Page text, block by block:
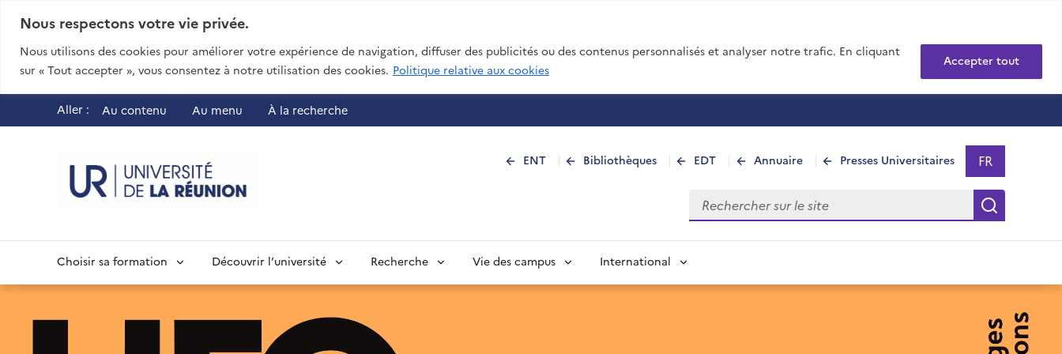
Nous respectons votre vie privée.
Nous utilisons des cookies pour améliorer votre expérience de navigation, diffuser des publicités ou des contenus personnalisés et analyser notre trafic. En cliquant
sur « Tout accepter », vous consentez à notre utilisation des cookies. Politique relative aux cookies
Accepter tout
Aller : Au contenu Au menu À la recherche
ENT Bibliothèques EDT Annuaire Presses Universitaires Sélectionner
FR
- Français
Rechercher sur le site
Choisir sa formation Découvrir l’université Recherche Vie des campus International